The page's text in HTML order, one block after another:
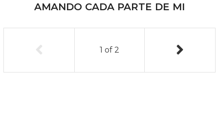
AMANDO CADA PARTE DE MI
1 of 2